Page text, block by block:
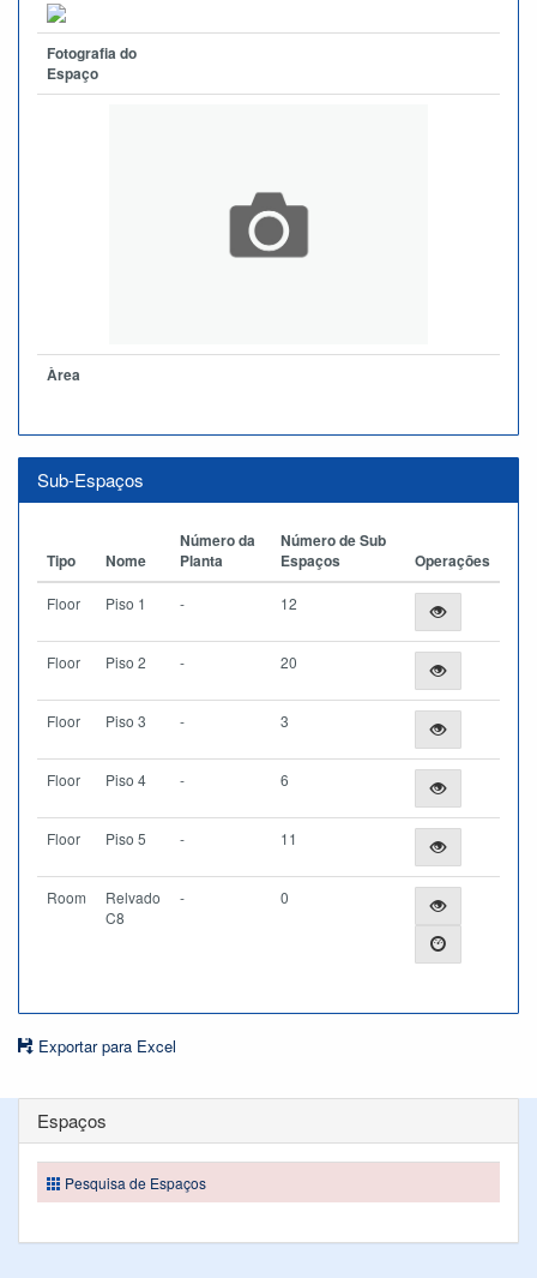
Fotografia do
Espaço
Àrea
Sub-Espaços
Tipo Nome
Número da
Planta
Número de Sub
Espaços
Operações
Floor Piso 1 - 12
Floor Piso 2 - 20
Floor Piso 3 - 3
Floor Piso 4 - 6
Floor Piso 5 - 11
Room
Relvado
C8
- 0
Exportar para Excel
Espaços
Pesquisa de Espaços